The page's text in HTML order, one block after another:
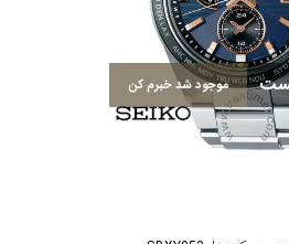
موجود شد خبرم کن